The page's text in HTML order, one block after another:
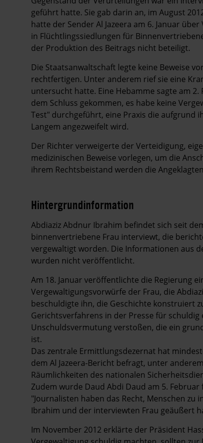
geführt hatte. Sie gab darin an, im August
hatte der Sender Al Jazeera am 6. Januar
in Flüchtlingssiedlungen für
der Produktion des Beitrags nicht beteiligt.
Die Staatsanwaltschaft legte keine Beweise
rechtfertigen. Unter anderem rief sie eine
untersucht hatte. Eine Hebamme sagte am
dem Schluss gekommen, es habe keine
Test" durchgeführt, eine Praxis die aufgrund
Langem angezweifelt wird.
Der Richter verweigerte der Verteidigung,
medizinischen Beweise vorlegen, um die
ihrem Rechtsbeistand werden die
Hintergrundinformation
Hintergrund
Abdiaziz Abdnur Ibrahim befindet sich seit
binnenvertriebene Frau interviewt, die
vergewaltigt worden. Die Informationen aus
wurden nicht veröffentlicht.
Am 18. Januar veröffentlichte die Regierung
Vergewaltigungsvorwürfe der Frau, die
beschuldigte ihn, die Geschichte konstruiert
Gerichtsverfahrens in der Presse für
Unschuldsvermutung verstoßen, die ein
ist.
Das zentrale Ermittlungsdezernat hat
dem Al Jazeera-Bericht befragt, unter
Räumlichkeiten des nationalen
Zudem wurde Daud Abdi Daud am 5.
"Journalisten haben das Recht, Menschen
Ibrahim und der interviewten Frau geäußert
Im November 2012 erklärte der Präsident